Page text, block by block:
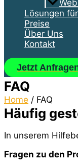
Lösungen
Preise
Über Uns
Kontakt
Jetzt
FAQ
Home / FAQ
Häufig
In unserem
Fragen zu den